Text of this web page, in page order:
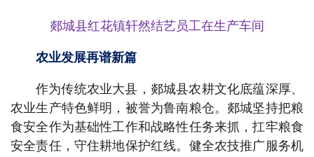
郯城县红花镇轩然结艺员工在生产车间
农业发展再谱新篇
作为传统农业大县，郯城县农耕文化底蕴深厚、
农业生产特色鲜明，被誉为鲁南粮仓。郯城坚持把粮
食安全作为基础性工作和战略性任务来抓，扛牢粮食
安全责任，守住耕地保护红线。健全农技推广服务机